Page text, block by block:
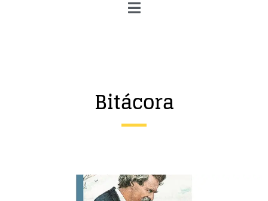
Bitácora